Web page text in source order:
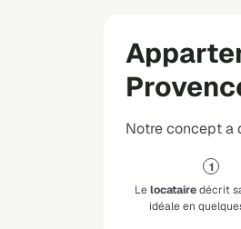
Notre concept a
Lelocatairedécrit
idéale en